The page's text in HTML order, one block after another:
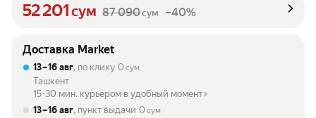
52 201сум 87 090сум –40%
Доставка Market
13 – 16 авг, по клику 0 сум
Ташкент
15-30 мин. курьером в удобный момент
13 – 16 авг, пункт выдачи 0 сум